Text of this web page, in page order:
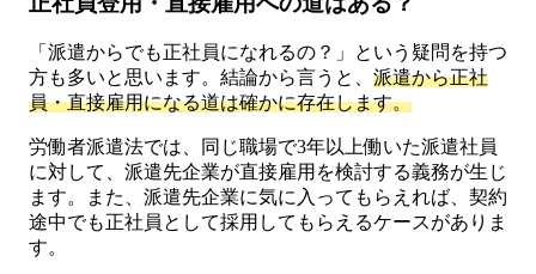
「派遣からでも正社員になれるの？」という疑問を持つ
方も多いと思います。結論から言うと、 派遣から正社
員・直接雇用になる道は確かに存在します。
労働者派遣法では、同じ職場で3年以上働いた派遣社員
に対して、派遣先企業が直接雇用を検討する義務が生じ
ます。また、派遣先企業に気に入ってもらえれば、契約
途中でも正社員として採用してもらえるケースがありま
す。